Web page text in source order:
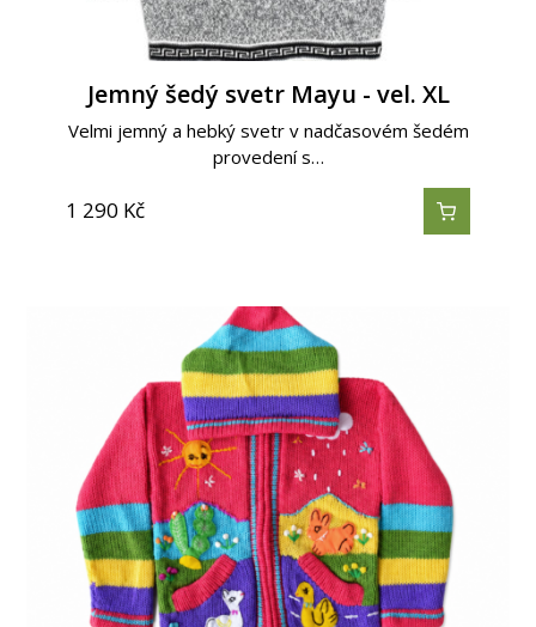
Jemný šedý svetr Mayu - vel. XL
Velmi jemný a hebký svetr v nadčasovém šedém
provedení s…
1 290 Kč